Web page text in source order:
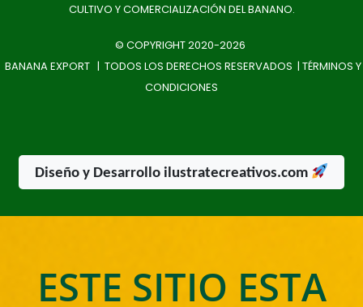
CULTIVO Y COMERCIALIZACIÓN DEL BANANO.
© COPYRIGHT 2020-2026
BANANA EXPORT | TODOS LOS DERECHOS RESERVADOS | TÉRMINOS Y
CONDICIONES
Diseño y Desarrollo ilustratecreativos.com
ESTE SITIO ESTA